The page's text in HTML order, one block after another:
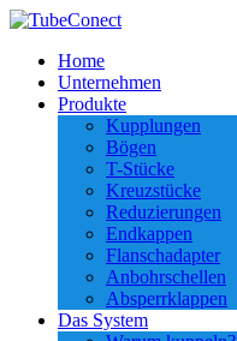
Home
Unternehmen
Produkte
Kupplungen
Bögen
T-Stücke
Kreuzstücke
Reduzierungen
Endkappen
Flanschadapter
Anbohrschellen
Absperrklappen
Das System